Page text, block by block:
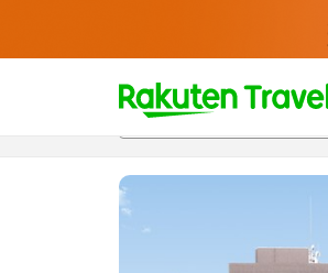
t
p
a
g
概覽房間及住宿方案 評價設施